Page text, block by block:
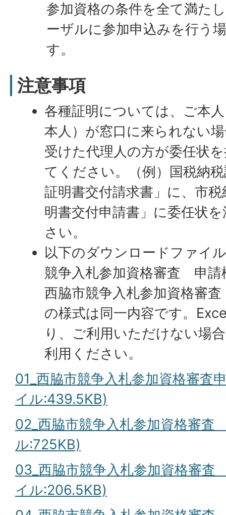
参加資格の条件を全て満た
ーザルに参加申込みを行う
す。
注意事項
各種証明については、ご本
本人）が窓口に来られない
受けた代理人の方が委任状
てください。（例）国税納
証明書交付請求書」に、市
明書交付申請書」に委任状
さい。
以下のダウンロードファイ
競争入札参加資格審査 申請
西脇市競争入札参加資格審
の様式は同一内容です。
り、ご利用いただけない場
利用ください。
01_西脇市競争入札参加資格審査
イル:439.5KB)
02_西脇市競争入札参加資格審
ル:725KB)
03_西脇市競争入札参加資格審
イル:206.5KB)